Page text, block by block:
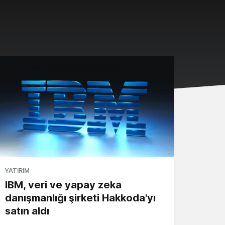
YATIRIM
IBM, veri ve yapay zeka
danışmanlığı şirketi Hakkoda'yı
satın aldı